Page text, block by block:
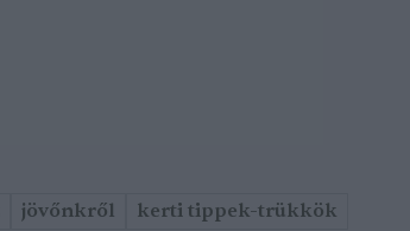
jövőnkről kerti tippek-trükkök